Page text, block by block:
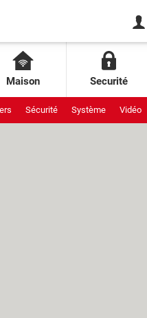
Maison Securité
Sécurité Système Vidéo